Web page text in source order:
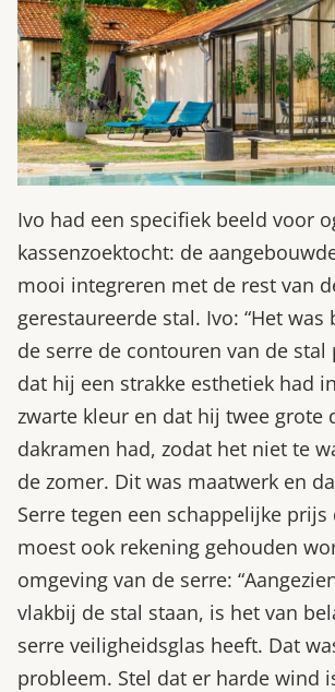
Ivo had een specifiek beeld voor
kassenzoektocht: de
mooi integreren met de rest van
gerestaureerde stal. Ivo: “Het
de serre de contouren van de stal
dat hij een strakke esthetiek had
zwarte kleur en dat hij twee grote
dakramen had, zodat het niet te
de zomer. Dit was maatwerk en
Serre tegen een schappelijke prijs
moest ook rekening gehouden
omgeving van de serre:
vlakbij de stal staan, is het van
serre veiligheidsglas heeft. Dat
probleem. Stel dat er harde wind